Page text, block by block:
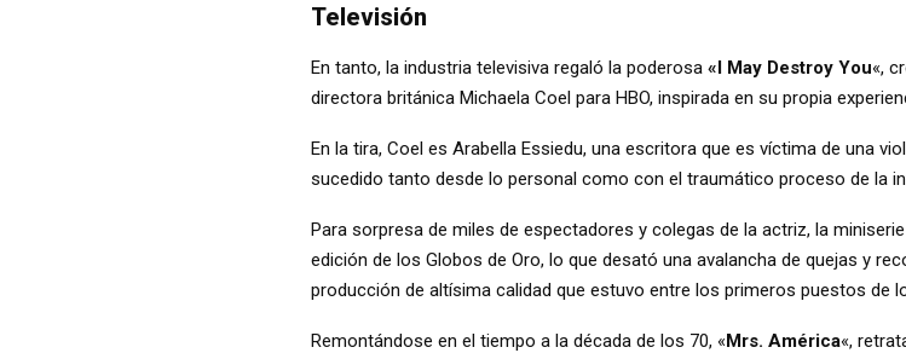
Televisión
En tanto, la industria televisiva regaló la poderosa «I May Destroy You«,
directora británica Michaela Coel para HBO, inspirada en su propia
En la tira, Coel es Arabella Essiedu, una escritora que es víctima de una
sucedido tanto desde lo personal como con el traumático proceso de la
Para sorpresa de miles de espectadores y colegas de la actriz, la
edición de los Globos de Oro, lo que desató una avalancha de quejas y
producción de altísima calidad que estuvo entre los primeros puestos de
Remontándose en el tiempo a la década de los 70, «Mrs. América«,